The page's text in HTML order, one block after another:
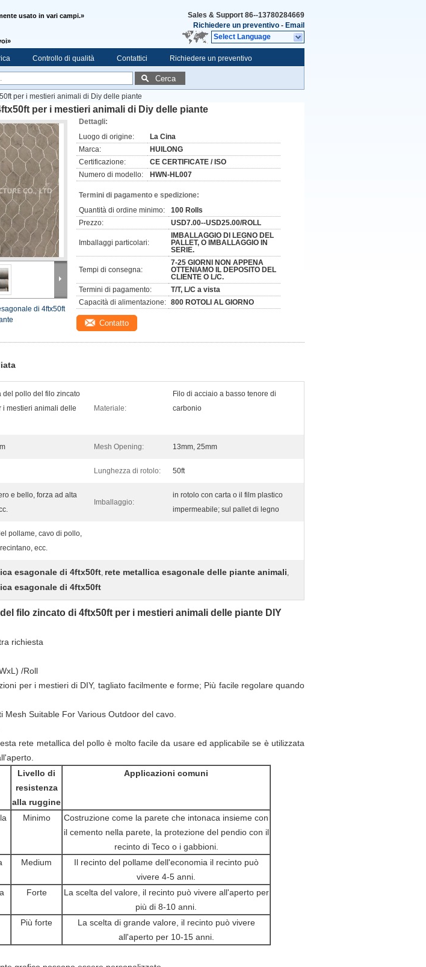
usato in vari campi.»
Sales & Support 86--13780284669
Richiedere un preventivo - Email
Select Language
Controllo di qualità Contattici Richiedere un preventivo
Cerca
per i mestieri animali di Diy delle piante
per i mestieri animali di Diy delle piante
di 4ftx50ft
Dettagli:
Luogo di origine:
La Cina
Marca:
HUILONG
Certificazione:
CE CERTIFICATE / ISO
Numero di modello:
HWN-HL007
Termini di pagamento e spedizione:
Quantità di ordine minimo:
100 Rolls
Prezzo:
USD7.00--USD25.00/ROLL
Imballaggi particolari:
IMBALLAGGIO DI LEGNO DEL
PALLET, O IMBALLAGGIO IN
SERIE.
Tempi di consegna:
7-25 GIORNI NON APPENA
OTTENIAMO IL DEPOSITO DEL
CLIENTE O L/C.
Termini di pagamento:
T/T, L/C a vista
Capacità di alimentazione: 800 ROTOLI AL GIORNO
Contatto
del pollo del filo zincato
i mestieri animali delle
Materiale:
Filo di acciaio a basso tenore di
carbonio
Mesh Opening: 13mm, 25mm
Lunghezza di rotolo: 50ft
e bello, forza ad alta
Imballaggio:
in rotolo con carta o il film plastico
impermeabile; sul pallet di legno
pollame, cavo di pollo,
ecc.
esagonale di 4ftx50ft, rete metallica esagonale delle piante animali,
esagonale di 4ftx50ft
filo zincato di 4ftx50ft per i mestieri animali delle piante DIY
richiesta
/Roll
per i mestieri di DIY, tagliato facilmente e forme; Più facile regolare quando
Suitable For Various Outdoor del cavo.
rete metallica del pollo è molto facile da usare ed applicabile se è utilizzata
Livello di
resistenza
alla ruggine
Applicazioni comuni
Minimo
Costruzione come la parete che intonaca insieme con
il cemento nella parete, la protezione del pendio con il
recinto di Teco o i gabbioni.
Medium
Il recinto del pollame dell'economia il recinto può
vivere 4-5 anni.
Forte
La scelta del valore, il recinto può vivere all'aperto per
più di 8-10 anni.
Più forte
La scelta di grande valore, il recinto può vivere
all'aperto per 10-15 anni.